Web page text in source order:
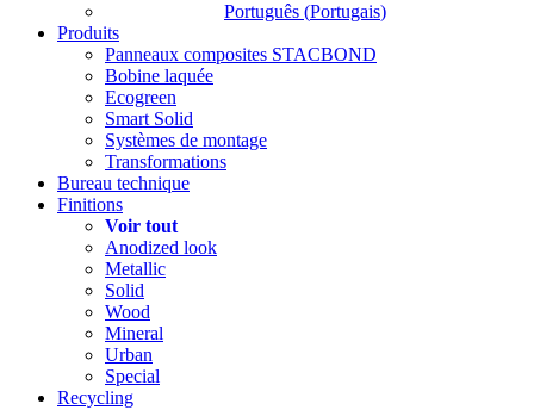
Português (Portugais)
Produits
Panneaux composites STACBOND
Bobine laquée
Ecogreen
Smart Solid
Systèmes de montage
Transformations
Bureau technique
Finitions
Voir tout
Anodized look
Metallic
Solid
Wood
Mineral
Urban
Special
Recycling